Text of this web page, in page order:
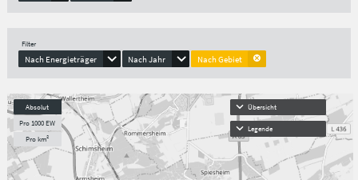
Filter
Nach Energieträger Nach Jahr Nach Gebiet
Absolut
Pro 1000 EW
Pro km²
Übersicht
Legende